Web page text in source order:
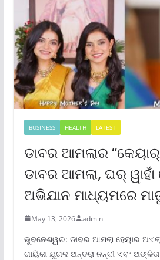
BUSINESS HEALTH LATEST
ଡାବର ଆମଲାର “କେୟାର୍
ଡାବର ଆମଲା, ଘର୍ ୱାହାଁ
ଅଭିଯାନ ମାଧ୍ୟମରେ
May 13, 2026 admin
ଭୁବନେଶ୍ୱର: ଡାବର ଆମଲା ହେୟାର
ଗାୟିକା ଯୁଗଳ ଅନ୍ତରା ନନ୍ଦୀ ଏବଂ